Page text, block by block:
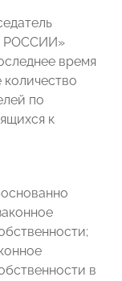
РОССИИ»
время
количество
по
к
в